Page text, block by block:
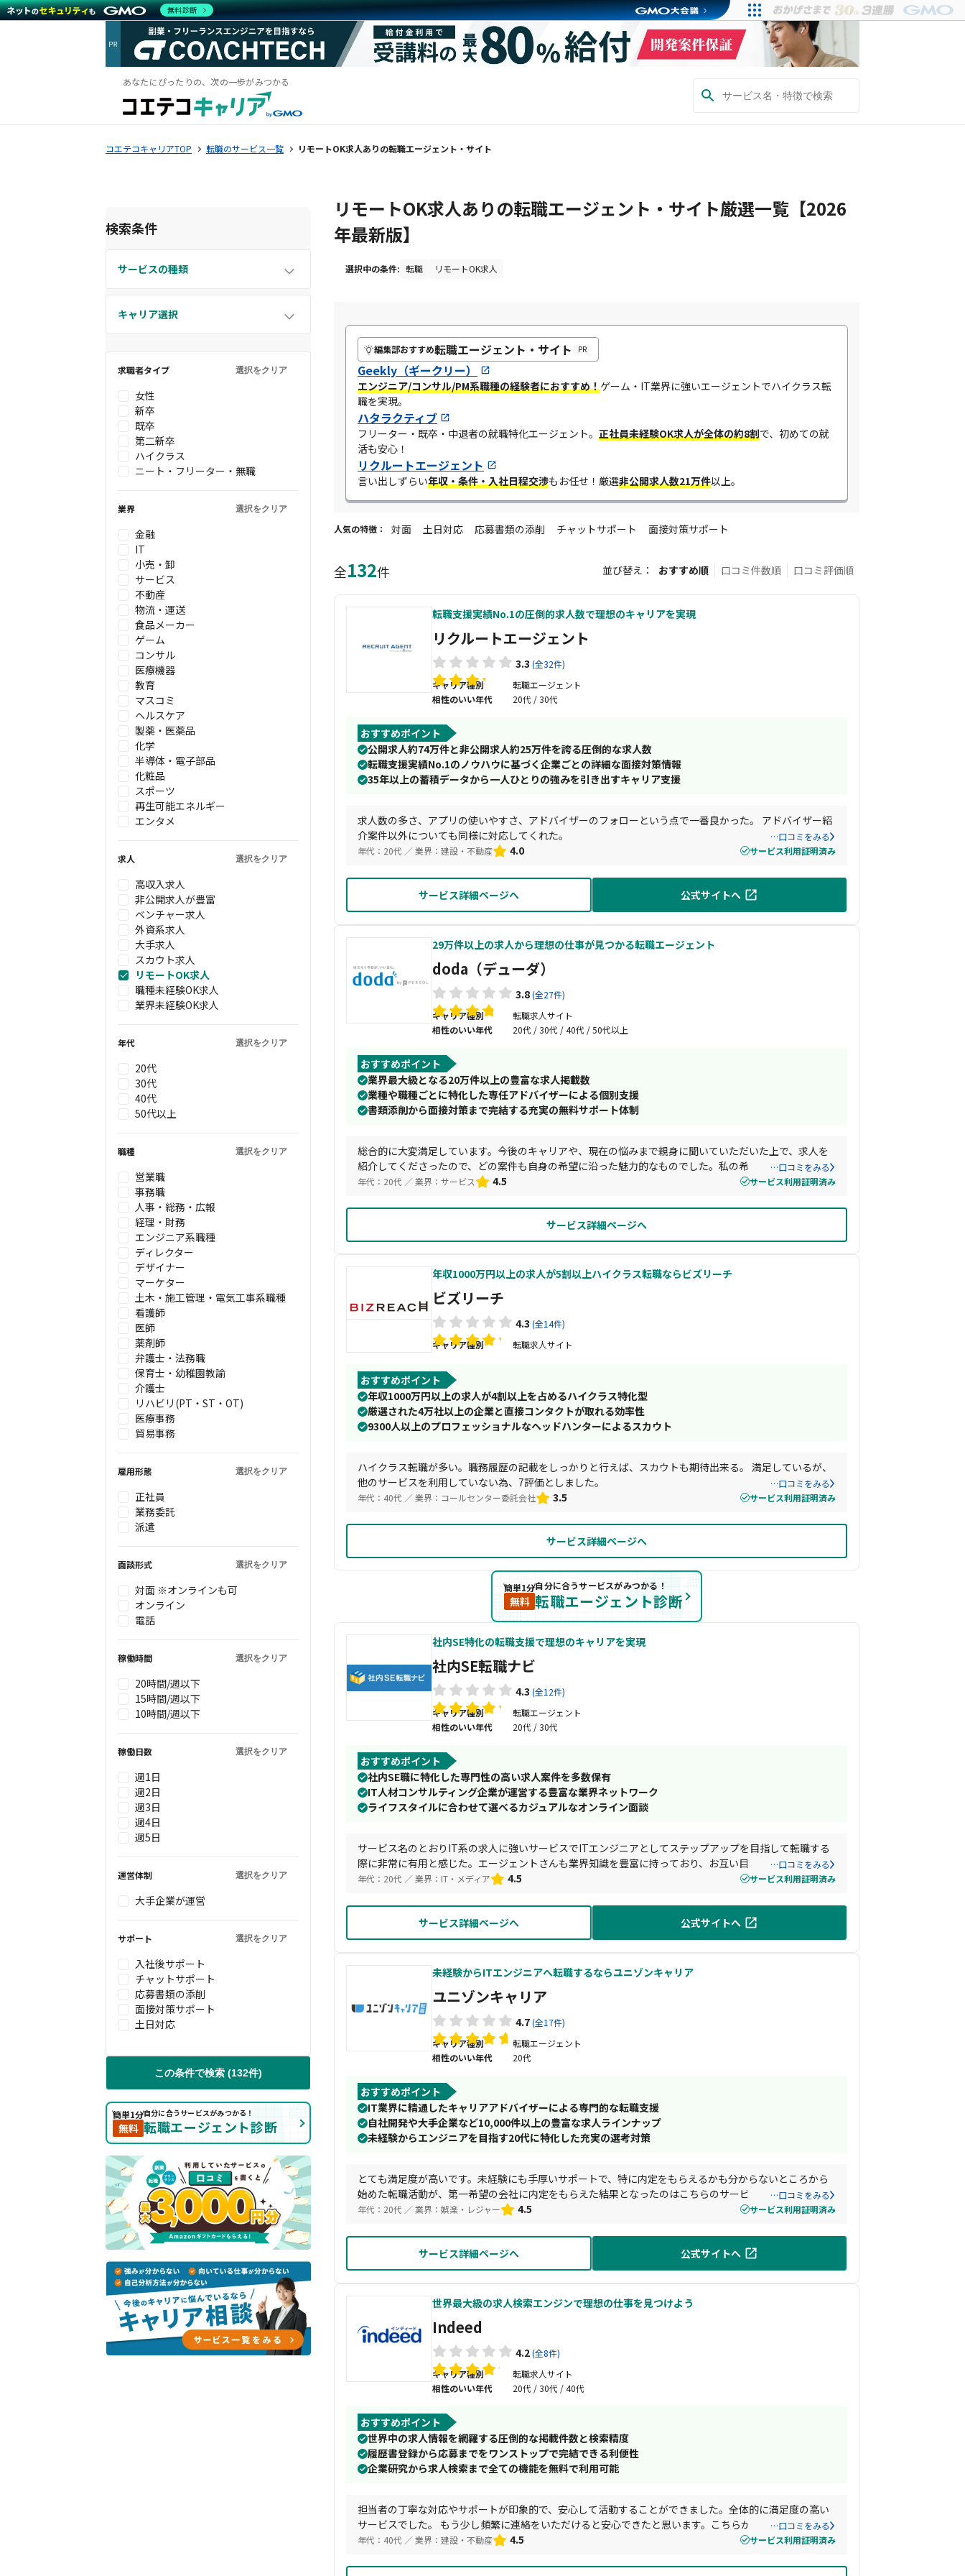
あなたにぴったりの、次の一歩がみつかる
コエテコキャリアTOP 転職のサービス一覧 リモートOK求人ありの転職エージェント・サイト
検索条件
サービスの種類
キャリア選択
求職者タイプ 選択をクリア
女性
新卒
既卒
第二新卒
ハイクラス
ニート・フリーター・無職
業界 選択をクリア
金融
IT
小売・卸
サービス
不動産
物流・運送
食品メーカー
ゲーム
コンサル
医療機器
教育
マスコミ
ヘルスケア
製薬・医薬品
化学
半導体・電子部品
化粧品
スポーツ
再生可能エネルギー
エンタメ
求人 選択をクリア
高収入求人
非公開求人が豊富
ベンチャー求人
外資系求人
大手求人
スカウト求人
リモートOK求人
職種未経験OK求人
業界未経験OK求人
年代 選択をクリア
20代
30代
40代
50代以上
職種 選択をクリア
営業職
事務職
人事・総務・広報
経理・財務
エンジニア系職種
ディレクター
デザイナー
マーケター
土木・施工管理・電気工事系職種
看護師
医師
薬剤師
弁護士・法務職
保育士・幼稚園教諭
介護士
リハビリ(PT・ST・OT)
医療事務
貿易事務
雇用形態 選択をクリア
正社員
業務委託
派遣
面談形式 選択をクリア
対面 ※オンラインも可
オンライン
電話
稼働時間 選択をクリア
20時間/週以下
15時間/週以下
10時間/週以下
稼働日数 選択をクリア
週1日
週2日
週3日
週4日
週5日
運営体制 選択をクリア
大手企業が運営
サポート 選択をクリア
入社後サポート
チャットサポート
応募書類の添削
面接対策サポート
土日対応
この条件で検索 (132件)
簡単1分
無料
自分に合うサービスがみつかる！
転職エージェント診断
リモートOK求人ありの転職エージェント・サイト厳選一覧【2026
年最新版】
選択中の条件: 転職 リモートOK求人
編集部おすすめ転職エージェント・サイト PR
Geekly（ギークリー）
エンジニア/コンサル/PM系職種の経験者におすすめ！ゲーム・IT業界に強いエージェントでハイクラス転
職を実現。
ハタラクティブ
フリーター・既卒・中退者の就職特化エージェント。 正社員未経験OK求人が全体の約8割​で、初めての就
活も安心！​
リクルートエージェント
言い出しずらい年収・条件・入社日程交渉​もお任せ！​厳選非公開求人数21万件以上。
人気の特徴： 対面 土日対応 応募書類の添削 チャットサポート 面接対策サポート
全132件 並び替え： おすすめ順 口コミ件数順 口コミ評価順
転職支援実績No.1の圧倒的求人数で理想のキャリアを実現
リクルートエージェント
3.3 (全32件)
キャリア種別
転職エージェント
相性のいい年代
20代 / 30代
おすすめポイント
公開求人約74万件と非公開求人約25万件を誇る圧倒的な求人数
転職支援実績No.1のノウハウに基づく企業ごとの詳細な面接対策情報
35年以上の蓄積データから一人ひとりの強みを引き出すキャリア支援
求人数の多さ、アプリの使いやすさ、アドバイザーのフォローという点で一番良かった。 アドバイザー紹
介案件以外についても同様に対応してくれた。
年代：20代 ／ 業界：建設・不動産 4.0 サービス利用証明済み
…口コミをみる
サービス詳細ページへ 公式サイトへ
29万件以上の求人から理想の仕事が見つかる転職エージェント
doda（デューダ）
3.8(全27件)
キャリア種別
転職求人サイト
相性のいい年代
20代 / 30代 / 40代 / 50代以上
おすすめポイント
業界最大級となる20万件以上の豊富な求人掲載数
業種や職種ごとに特化した専任アドバイザーによる個別支援
書類添削から面接対策まで完結する充実の無料サポート体制
総合的に大変満足しています。今後のキャリアや、現在の悩みまで親身に聞いていただいた上で、求人を
紹介してくださったので、どの案件も自身の希望に沿った魅力的なものでした。私の希望条件や質問が多
く迷惑をかけてしまったかと思いますが、いつでもスピーディに対応いただき助けられました。
年代：20代 ／ 業界：サービス 4.5 サービス利用証明済み
…口コミをみる
サービス詳細ページへ
年収1000万円以上の求人が5割以上ハイクラス転職ならビズリーチ
ビズリーチ
4.3 (全14件)
キャリア種別
転職求人サイト
おすすめポイント
年収1000万円以上の求人が4割以上を占めるハイクラス特化型
厳選された4万社以上の企業と直接コンタクトが取れる効率性
9300人以上のプロフェッショナルなヘッドハンターによるスカウト
ハイクラス転職が多い。職務履歴の記載をしっかりと行えば、スカウトも期待出来る。 満足しているが、
他のサービスを利用していない為、7評価としました。
年代：40代 ／ 業界：コールセンター委託会社 3.5 サービス利用証明済み
…口コミをみる
サービス詳細ページへ
簡単1分
無料
自分に合うサービスがみつかる！
転職エージェント診断
社内SE特化の転職支援で理想のキャリアを実現
社内SE転職ナビ
4.3 (全12件)
キャリア種別
転職エージェント
相性のいい年代
20代 / 30代
おすすめポイント
社内SE職に特化した専門性の高い求人案件を多数保有
IT人材コンサルティング企業が運営する豊富な業界ネットワーク
ライフスタイルに合わせて選べるカジュアルなオンライン面談
サービス名のとおりIT系の求人に強いサービスでITエンジニアとしてステップアップを目指して転職する
際に非常に有用と感じた。エージェントさんも業界知識を豊富に持っており、お互い目線を揃えて転職活
動することができた。
年代：20代 ／ 業界：IT・メディア 4.5 サービス利用証明済み
…口コミをみる
サービス詳細ページへ 公式サイトへ
未経験からITエンジニアへ転職するならユニゾンキャリア
ユニゾンキャリア
4.7(全17件)
キャリア種別
転職エージェント
相性のいい年代
20代
おすすめポイント
IT業界に精通したキャリアアドバイザーによる専門的な転職支援
自社開発や大手企業など10,000件以上の豊富な求人ラインナップ
未経験からエンジニアを目指す20代に特化した充実の選考対策
とても満足度が高いです。未経験にも手厚いサポートで、特に内定をもらえるかも分からないところから
始めた転職活動が、第一希望の会社に内定をもらえた結果となったのはこちらのサービスのおかげだと思
っております。
年代：20代 ／ 業界：娯楽・レジャー 4.5 サービス利用証明済み
…口コミをみる
サービス詳細ページへ 公式サイトへ
世界最大級の求人検索エンジンで理想の仕事を見つけよう
Indeed
4.2(全8件)
キャリア種別
転職求人サイト
相性のいい年代
20代 / 30代 / 40代
おすすめポイント
世界中の求人情報を網羅する圧倒的な掲載件数と検索精度
履歴書登録から応募までをワンストップで完結できる利便性
企業研究から求人検索まで全ての機能を無料で利用可能
担当者の丁寧な対応やサポートが印象的で、安心して活動することができました。全体的に満足度の高い
サービスでした。 もう少し頻繁に連絡をいただけると安心できたと思います。こちらから相談しないと進
捗が分からないことがあったので、定期的なフォローがあるとよりよかったです。
年代：40代 ／ 業界：建設・不動産 4.5 サービス利用証明済み
…口コミをみる
無料診断